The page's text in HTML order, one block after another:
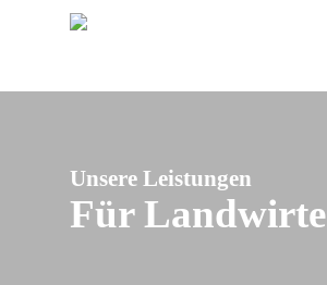
Unsere Leistungen
Für Landwirte